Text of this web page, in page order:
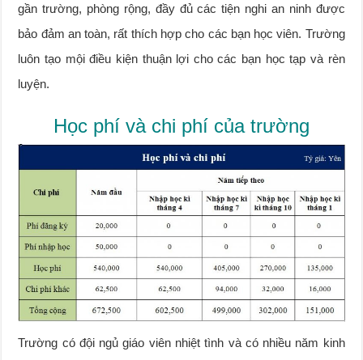
gần trường, phòng rộng, đầy đủ các tiện nghi an ninh được
bảo đảm an toàn, rất thích hợp cho các bạn học viên. Trường
luôn tạo mội điều kiện thuận lợi cho các bạn học tạp và rèn
luyện.
Học phí và chi phí của trường
Trường có đội ngủ giáo viên nhiệt tình và có nhiều năm kinh